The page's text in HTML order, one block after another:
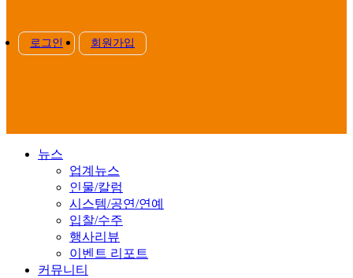
로그인 회원가입
뉴스
업계뉴스
인물/칼럼
시스템/공연/연예
입찰/수주
행사리뷰
이벤트 리포트
커뮤니티